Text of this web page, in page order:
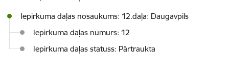
Iepirkuma daļas nosaukums: 12.daļa: Daugavpils
Iepirkuma daļas numurs: 12
Iepirkuma daļas statuss: Pārtraukta